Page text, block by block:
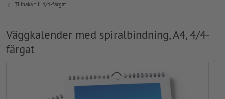
Tillbaka till 4/4-färgat
Väggkalender med spiralbindning, A4, 4/4-
färgat